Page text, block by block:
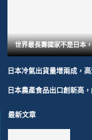
世界最長壽國家不是日本
日本冷氣出貨量增兩成，
日本農產食品出口創新高
最新文章